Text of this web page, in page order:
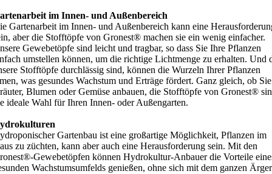
im Innen- und Außenbereich
Gartenarbeit im Innen- und Außenbereich kann eine
aber die Stofftöpfe von Gronest® machen sie ein wenig einfacher.
Gewebetöpfe sind leicht und tragbar, so dass Sie Ihre Pflanzen
umstellen können, um die richtige Lichtmenge zu erhalten. Und
Stofftöpfe durchlässig sind, können die Wurzeln Ihrer Pflanzen
was gesundes Wachstum und Erträge fördert. Ganz gleich, ob Sie
Blumen oder Gemüse anbauen, die Stofftöpfe von Gronest®
ideale Wahl für Ihren Innen- oder Außengarten.
Gartenbau ist eine großartige Möglichkeit, Pflanzen im
zu züchten, kann aber auch eine Herausforderung sein. Mit den
Gewebetöpfen können Hydrokultur-Anbauer die Vorteile
Wachstumsumfelds genießen, ohne sich mit dem ganzen Ärger